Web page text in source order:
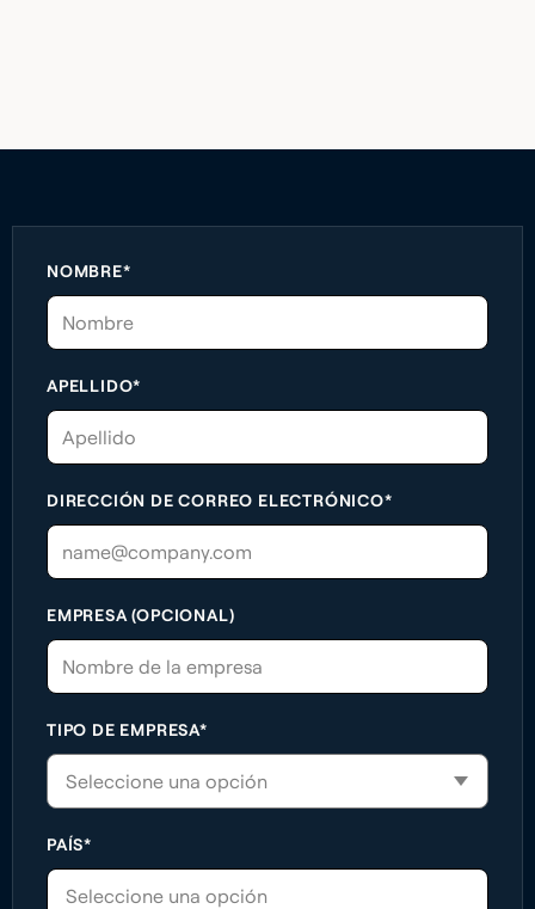
NOMBRE*
APELLIDO*
DIRECCIÓN DE CORREO ELECTRÓNICO*
EMPRESA (OPCIONAL)
TIPO DE EMPRESA*
PAÍS*
Seleccione una opción